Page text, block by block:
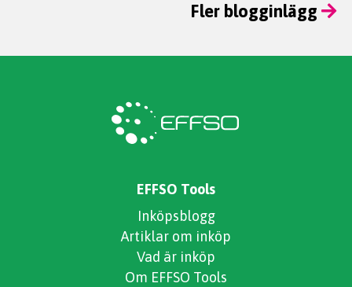
Fler blogginlägg
EFFSO Tools
Inköpsblogg
Artiklar om inköp
Vad är inköp
Om EFFSO Tools